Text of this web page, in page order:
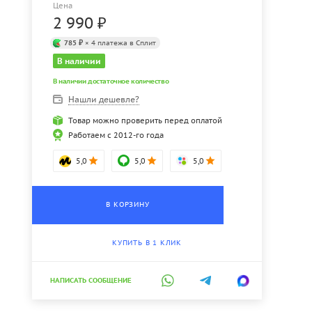
Цена
2 990 ₽
785 ₽ × 4 платежа в Сплит
В наличии
В наличии достаточное количество
Нашли дешевле?
Товар можно проверить перед оплатой
Работаем с 2012-го года
5,0 5,0 5,0
В КОРЗИНУ
КУПИТЬ В 1 КЛИК
НАПИСАТЬ СООБЩЕНИЕ